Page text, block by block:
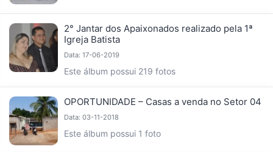
2° Jantar dos Apaixonados realizado pela 1ª
Igreja Batista
Data: 17-06-2019
Este álbum possui 219 fotos
OPORTUNIDADE – Casas a venda no Setor 04
Data: 03-11-2018
Este álbum possui 1 foto